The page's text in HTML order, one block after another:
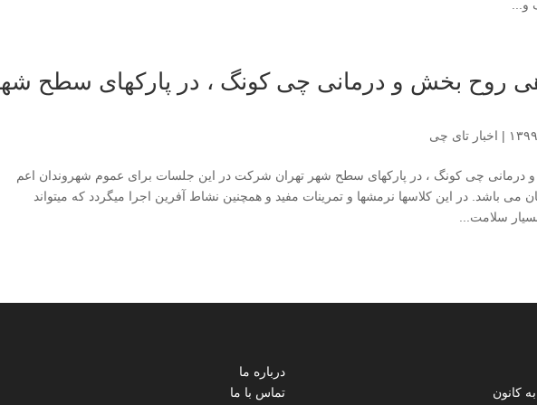
و...
روح بخش و درمانی چی کونگ ، در پارکهای سطح
| اخبار تای چی
درمانی چی کونگ ، در پارکهای سطح شهر تهران شرکت در این جلسات برای عموم شهروندان اعم
می باشد. در این کلاسها نرمشها و تمرینات مفید و همچنین نشاط آفرین اجرا میگردد که میتواند
سلامت...
درباره ما
تماس با ما
کانون